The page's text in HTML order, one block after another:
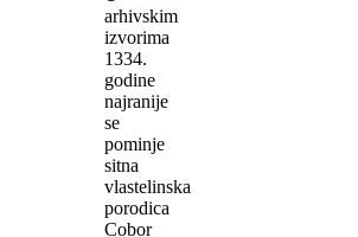
arhivskim
izvorima
1334.
godine
najranije
se
pominje
sitna
vlastelinska
porodica
Cobor